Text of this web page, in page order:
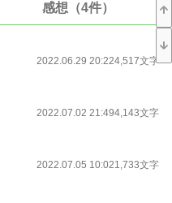
く。
思わないはず。
感想（4件）
2022.06.29 20:224,517文字
2022.07.02 21:494,143文字
2022.07.05 10:021,733文字